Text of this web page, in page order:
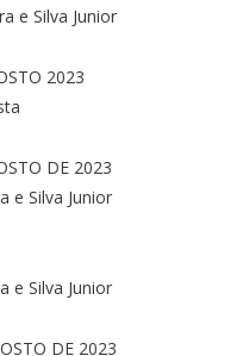
e Silva Junior
2023
DE 2023
e Silva Junior
e Silva Junior
DE 2023